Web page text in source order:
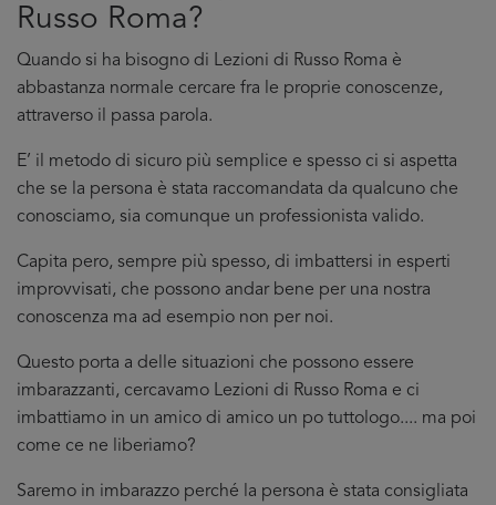
Russo Roma?
Quando si ha bisogno di Lezioni di Russo Roma è
abbastanza normale cercare fra le proprie conoscenze,
attraverso il passa parola.
E’ il metodo di sicuro più semplice e spesso ci si aspetta
che se la persona è stata raccomandata da qualcuno che
conosciamo, sia comunque un professionista valido.
Capita pero, sempre più spesso, di imbattersi in esperti
improvvisati, che possono andar bene per una nostra
conoscenza ma ad esempio non per noi.
Questo porta a delle situazioni che possono essere
imbarazzanti, cercavamo Lezioni di Russo Roma e ci
imbattiamo in un amico di amico un po tuttologo.... ma poi
come ce ne liberiamo?
Saremo in imbarazzo perché la persona è stata consigliata